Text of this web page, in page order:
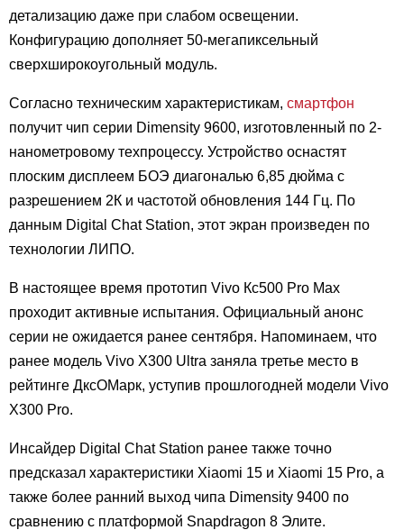
детализацию даже при слабом освещении.
Конфигурацию дополняет 50-мегапиксельный
сверхширокоугольный модуль.
Согласно техническим характеристикам, смартфон
получит чип серии Dimensity 9600, изготовленный по 2-
нанометровому техпроцессу. Устройство оснастят
плоским дисплеем БОЭ диагональю 6,85 дюйма с
разрешением 2К и частотой обновления 144 Гц. По
данным Digital Chat Station, этот экран произведен по
технологии ЛИПО.
В настоящее время прототип Vivo Кс500 Pro Max
проходит активные испытания. Официальный анонс
серии не ожидается ранее сентября. Напоминаем, что
ранее модель Vivo X300 Ultra заняла третье место в
рейтинге ДксОМарк, уступив прошлогодней модели Vivo
X300 Pro.
Инсайдер Digital Chat Station ранее также точно
предсказал характеристики Xiaomi 15 и Xiaomi 15 Pro, а
также более ранний выход чипа Dimensity 9400 по
сравнению с платформой Snapdragon 8 Элите.